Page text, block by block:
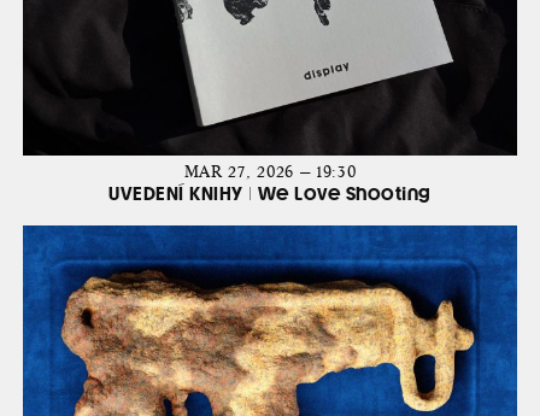
MAR 27, 2026 — 19:30
UVEDENÍ KNIHY | We Love Shooting